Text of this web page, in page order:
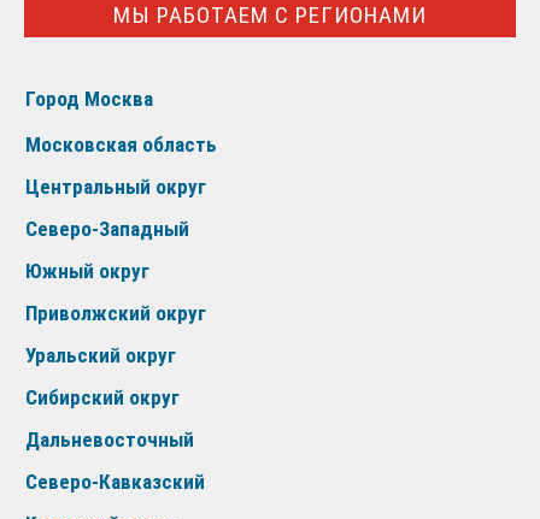
МЫ РАБОТАЕМ С РЕГИОНАМИ
Город Москва
Московская область
Центральный округ
Северо-Западный
Южный округ
Приволжский округ
Уральский округ
Сибирский округ
Дальневосточный
Северо-Кавказский